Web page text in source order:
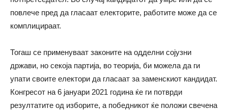
повлече пред да гласаат електорите, работите може да се
комплицираат.
Тогаш се применуваат законите на одделни сојузни
држави, но секоја партија, во теорија, би можела да ги
упати своите електори да гласаат за заменскиот кандидат.
Конгресот на 6 јануари 2021 година ќе ги потврди
резултатите од изборите, а победникот ќе положи свечена